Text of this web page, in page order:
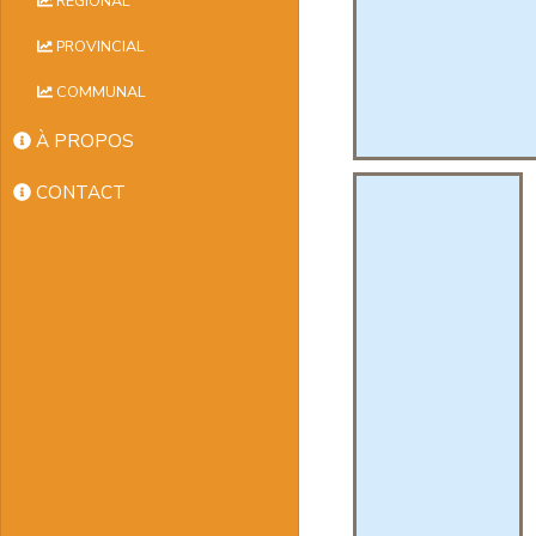
PROVINCIAL
COMMUNAL
À PROPOS
CONTACT